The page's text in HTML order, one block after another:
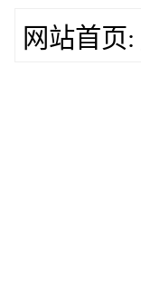
网站首页: